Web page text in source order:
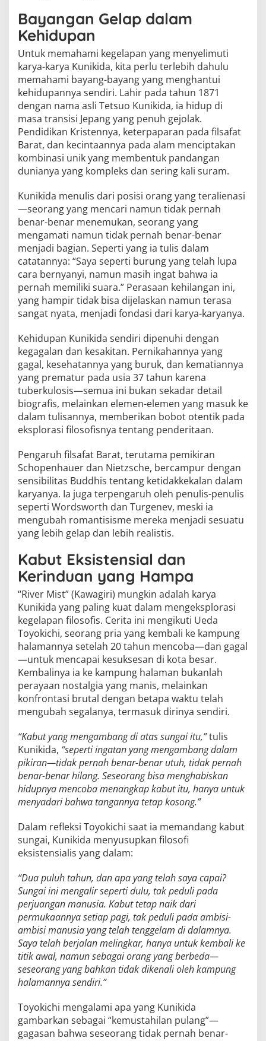
Bayangan Gelap dalam
Kehidupan
Untuk memahami kegelapan yang menyelimuti
karya-karya Kunikida, kita perlu terlebih dahulu
memahami bayang-bayang yang menghantui
kehidupannya sendiri. Lahir pada tahun 1871
dengan nama asli Tetsuo Kunikida, ia hidup di
masa transisi Jepang yang penuh gejolak.
Pendidikan Kristennya, keterpaparan pada filsafat
Barat, dan kecintaannya pada alam menciptakan
kombinasi unik yang membentuk pandangan
dunianya yang kompleks dan sering kali suram.
Kunikida menulis dari posisi orang yang teralienasi
—seorang yang mencari namun tidak pernah
benar-benar menemukan, seorang yang
mengamati namun tidak pernah benar-benar
menjadi bagian. Seperti yang ia tulis dalam
catatannya: “Saya seperti burung yang telah lupa
cara bernyanyi, namun masih ingat bahwa ia
pernah memiliki suara.” Perasaan kehilangan ini,
yang hampir tidak bisa dijelaskan namun terasa
sangat nyata, menjadi fondasi dari karya-karyanya.
Kehidupan Kunikida sendiri dipenuhi dengan
kegagalan dan kesakitan. Pernikahannya yang
gagal, kesehatannya yang buruk, dan kematiannya
yang prematur pada usia 37 tahun karena
tuberkulosis—semua ini bukan sekadar detail
biografis, melainkan elemen-elemen yang masuk ke
dalam tulisannya, memberikan bobot otentik pada
eksplorasi filosofisnya tentang penderitaan.
Pengaruh filsafat Barat, terutama pemikiran
Schopenhauer dan Nietzsche, bercampur dengan
sensibilitas Buddhis tentang ketidakkekalan dalam
karyanya. Ia juga terpengaruh oleh penulis-penulis
seperti Wordsworth dan Turgenev, meski ia
mengubah romantisisme mereka menjadi sesuatu
yang lebih gelap dan lebih realistis.
Kabut Eksistensial dan
Kerinduan yang Hampa
“River Mist” (Kawagiri) mungkin adalah karya
Kunikida yang paling kuat dalam mengeksplorasi
kegelapan filosofis. Cerita ini mengikuti Ueda
Toyokichi, seorang pria yang kembali ke kampung
halamannya setelah 20 tahun mencoba—dan gagal
—untuk mencapai kesuksesan di kota besar.
Kembalinya ia ke kampung halaman bukanlah
perayaan nostalgia yang manis, melainkan
konfrontasi brutal dengan betapa waktu telah
mengubah segalanya, termasuk dirinya sendiri.
“Kabut yang mengambang di atas sungai itu,”tulis
Kunikida, “seperti ingatan yang mengambang dalam
pikiran—tidak pernah benar-benar utuh, tidak pernah
benar-benar hilang. Seseorang bisa menghabiskan
hidupnya mencoba menangkap kabut itu, hanya untuk
menyadari bahwa tangannya tetap kosong.”
Dalam refleksi Toyokichi saat ia memandang kabut
sungai, Kunikida menyusupkan filosofi
eksistensialis yang dalam:
“Dua puluh tahun, dan apa yang telah saya capai?
Sungai ini mengalir seperti dulu, tak peduli pada
perjuangan manusia. Kabut tetap naik dari
permukaannya setiap pagi, tak peduli pada ambisi-
ambisi manusia yang telah tenggelam di dalamnya.
Saya telah berjalan melingkar, hanya untuk kembali ke
titik awal, namun sebagai orang yang berbeda—
seseorang yang bahkan tidak dikenali oleh kampung
halamannya sendiri.”
Toyokichi mengalami apa yang Kunikida
gambarkan sebagai “kemustahilan pulang”—
gagasan bahwa seseorang tidak pernah benar-